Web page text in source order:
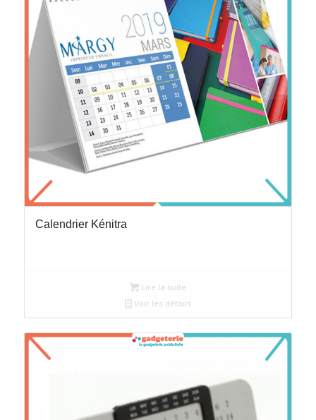
Calendrier Kénitra
Lire la suite
Voir les détails